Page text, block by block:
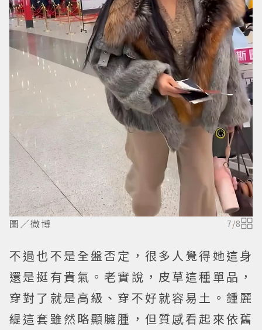
圖／微博 7/8
不過也不是全盤否定，很多人覺得她這身
還是挺有貴氣。老實說，皮草這種單品，
穿對了就是高級、穿不好就容易土。鍾麗
緹這套雖然略顯臃腫，但質感看起來依舊